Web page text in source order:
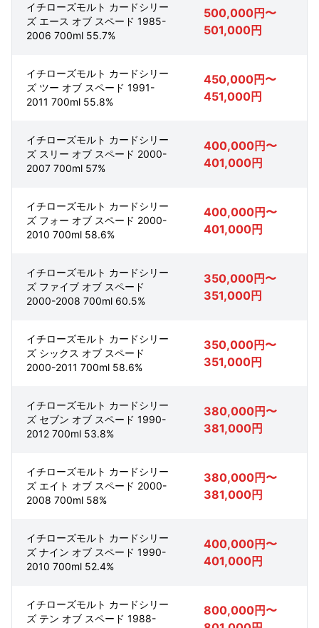
イチローズモルト カードシリー
ズ エース オブ スペード 1985-
2006 700ml 55.7%
500,000円〜
501,000円
イチローズモルト カードシリー
ズ ツー オブ スペード 1991-
2011 700ml 55.8%
450,000円〜
451,000円
イチローズモルト カードシリー
ズ スリー オブ スペード 2000-
2007 700ml 57%
400,000円〜
401,000円
イチローズモルト カードシリー
ズ フォー オブ スペード 2000-
2010 700ml 58.6%
400,000円〜
401,000円
イチローズモルト カードシリー
ズ ファイブ オブ スペード
2000-2008 700ml 60.5%
350,000円〜
351,000円
イチローズモルト カードシリー
ズ シックス オブ スペード
2000-2011 700ml 58.6%
350,000円〜
351,000円
イチローズモルト カードシリー
ズ セブン オブ スペード 1990-
2012 700ml 53.8%
380,000円〜
381,000円
イチローズモルト カードシリー
ズ エイト オブ スペード 2000-
2008 700ml 58%
380,000円〜
381,000円
イチローズモルト カードシリー
ズ ナイン オブ スペード 1990-
2010 700ml 52.4%
400,000円〜
401,000円
イチローズモルト カードシリー
ズ テン オブ スペード 1988-
800,000円〜